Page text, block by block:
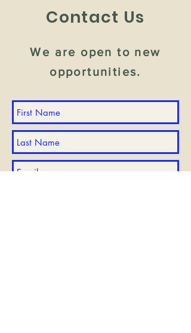
Contact Us
We are open to new
opportunities.